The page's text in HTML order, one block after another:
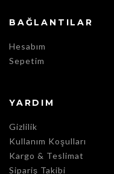
BAĞLANTILAR
Hesabım
Sepetim
YARDIM
Gizlilik
Kullanım Koşulları
Kargo & Teslimat
Sipariş Takibi